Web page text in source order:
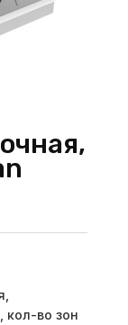
кол-во зон